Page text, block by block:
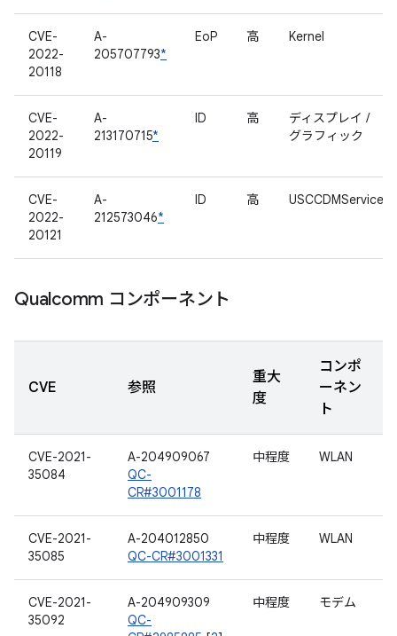
CVE-
2022-
20118
A-
205707793*
EoP 高 Kernel
CVE-
2022-
20119
A-
213170715*
ID 高
ディスプレイ /
グラフィック
CVE-
2022-
20121
A-
212573046*
ID 高 USCCDMService
Qualcomm コンポーネント
CVE 参照
重大
度
コンポ
ーネン
ト
CVE-2021-
35084
A-204909067
QC-
CR#3001178
中程度 WLAN
CVE-2021-
35085
A-204012850
QC-CR#3001331
中程度 WLAN
CVE-2021-
35092
A-204909309
QC-
中程度 モデム